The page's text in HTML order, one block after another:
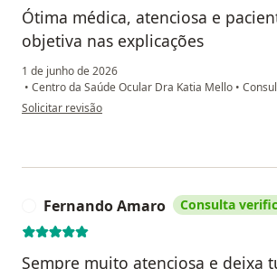
Ótima médica, atenciosa e
objetiva nas explicações
1 de junho de 2026
• Centro da Saúde Ocular Dra Katia Mello •
na opinião do utilizador CARINA ( Resp. BENTO)
Solicitar revisão
Fernando Amaro Consulta
Sempre muito atenciosa e deixa